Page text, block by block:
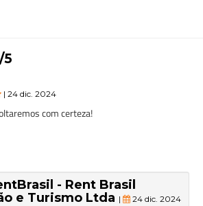
5
| 24 dic. 2024
com certeza!
- Rent Brasil
e Turismo Ltda | 24 dic. 2024